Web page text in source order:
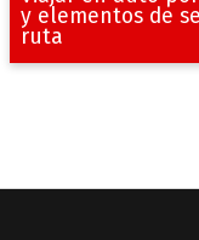
y elementos de
ruta